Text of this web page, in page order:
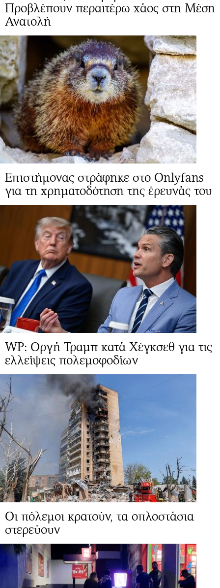
Προβλέπουν περαιτέρω χάος στη Μέση
Ανατολή
Επιστήμονας στράφηκε στο Onlyfans
για τη χρηματοδότηση της έρευνάς του
WP: Οργή Τραμπ κατά Χέγκσεθ για τις
ελλείψεις πολεμοφοδίων
Οι πόλεμοι κρατούν, τα οπλοστάσια
στερεύουν